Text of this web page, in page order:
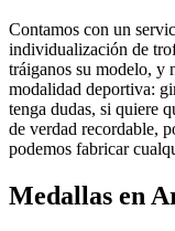
Contamos con un
individualización de
tráiganos su modelo, y
modalidad deportiva:
tenga dudas, si quiere
de verdad recordable,
podemos fabricar
Medallas en